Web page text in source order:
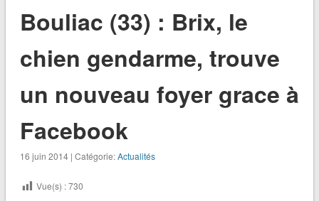
Bouliac (33) : Brix, le
chien gendarme, trouve
un nouveau foyer grace à
Facebook
16 juin 2014 | Catégorie:Actualités
Vue(s) :730